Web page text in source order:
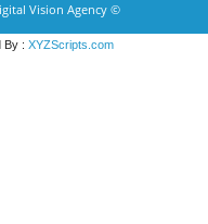
Vision Agency ©
By : XYZScripts.com